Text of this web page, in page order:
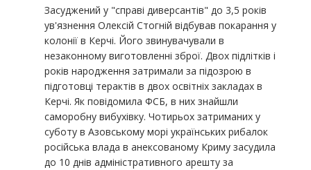
Засуджений у "справі диверсантів" до 3,5 років
ув'язнення Олексій Стогній відбував покарання у
колонії в Керчі. Його звинувачували в
незаконному виготовленні зброї. Двох підлітків і
років народження затримали за підозрою в
підготовці терактів в двох освітніх закладах в
Керчі. Як повідомила ФСБ, в них знайшли
саморобну вибухівку. Чотирьох затриманих у
суботу в Азовському морі українських рибалок
російська влада в анексованому Криму засудила
до 10 днів адміністративного арешту за